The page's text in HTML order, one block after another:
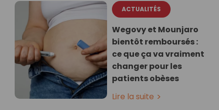
ACTUALITÉS
Wegovy et Mounjaro
bientôt remboursés :
ce que ça va vraiment
changer pour les
patients obèses
Lire la suite